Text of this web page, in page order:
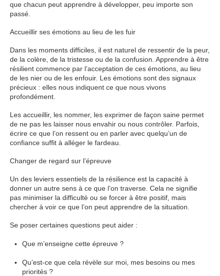
que chacun peut apprendre à développer, peu importe son
passé.
Accueillir ses émotions au lieu de les fuir
Dans les moments difficiles, il est naturel de ressentir de la peur,
de la colère, de la tristesse ou de la confusion. Apprendre à être
résilient commence par l’acceptation de ces émotions, au lieu
de les nier ou de les enfouir. Les émotions sont des signaux
précieux : elles nous indiquent ce que nous vivons
profondément.
Les accueillir, les nommer, les exprimer de façon saine permet
de ne pas les laisser nous envahir ou nous contrôler. Parfois,
écrire ce que l’on ressent ou en parler avec quelqu’un de
confiance suffit à alléger le fardeau.
Changer de regard sur l’épreuve
Un des leviers essentiels de la résilience est la capacité à
donner un autre sens à ce que l’on traverse. Cela ne signifie
pas minimiser la difficulté ou se forcer à être positif, mais
chercher à voir ce que l’on peut apprendre de la situation.
Se poser certaines questions peut aider :
Que m’enseigne cette épreuve ?
Qu’est-ce que cela révèle sur moi, mes besoins ou mes
priorités ?